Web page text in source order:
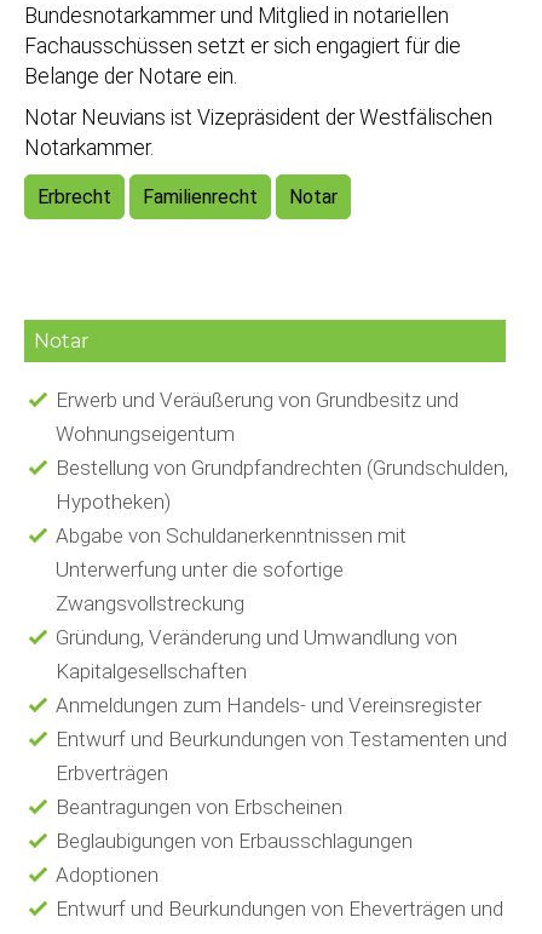
Bundesnotarkammer und Mitglied in notariellen
Fachausschüssen setzt er sich engagiert für die
Belange der Notare ein.
Notar Neuvians ist Vizepräsident der Westfälischen
Notarkammer.
Erbrecht Familienrecht Notar
Notar
Erwerb und Veräußerung von Grundbesitz und
Wohnungseigentum
Bestellung von Grundpfandrechten (Grundschulden,
Hypotheken)
Abgabe von Schuldanerkenntnissen mit
Unterwerfung unter die sofortige
Zwangsvollstreckung
Gründung, Veränderung und Umwandlung von
Kapitalgesellschaften
Anmeldungen zum Handels- und Vereinsregister
Entwurf und Beurkundungen von Testamenten und
Erbverträgen
Beantragungen von Erbscheinen
Beglaubigungen von Erbausschlagungen
Adoptionen
Entwurf und Beurkundungen von Eheverträgen und